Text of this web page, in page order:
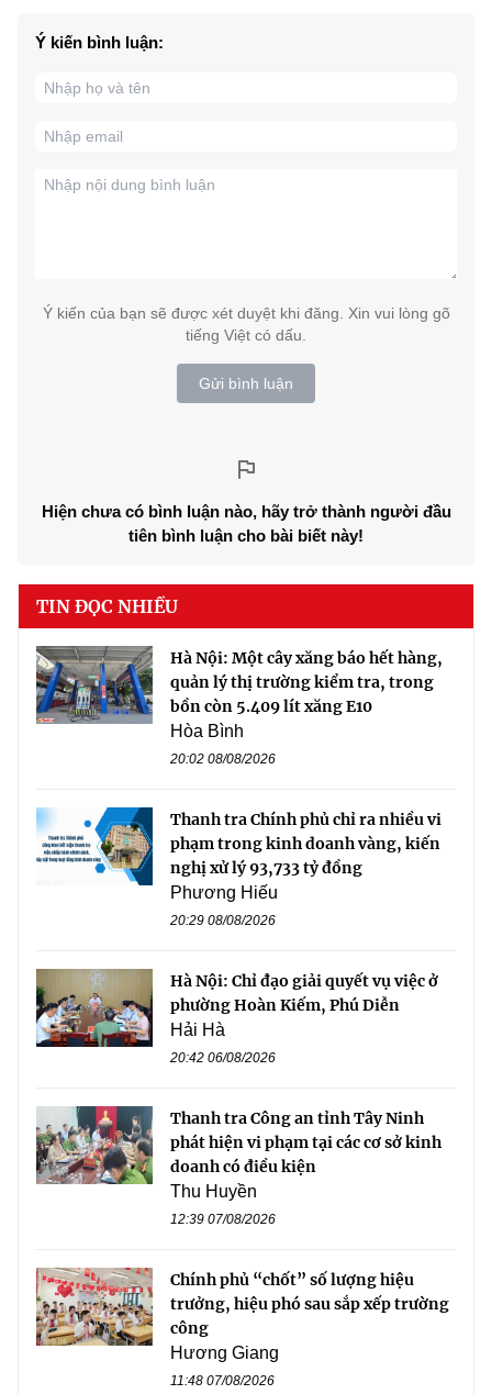
Ý kiến bình luận:
Ý kiến của bạn sẽ được xét duyệt khi đăng. Xin vui lòng gõ
tiếng Việt có dấu.
Gửi bình luận
Hiện chưa có bình luận nào, hãy trở thành người đầu
tiên bình luận cho bài biết này!
TIN ĐỌC NHIỀU
Hà Nội: Một cây xăng báo hết hàng,
quản lý thị trường kiểm tra, trong
bồn còn 5.409 lít xăng E10
Hòa Bình
20:02 08/08/2026
Thanh tra Chính phủ chỉ ra nhiều vi
phạm trong kinh doanh vàng, kiến
nghị xử lý 93,733 tỷ đồng
Phương Hiếu
20:29 08/08/2026
Hà Nội: Chỉ đạo giải quyết vụ việc ở
phường Hoàn Kiếm, Phú Diễn
Hải Hà
20:42 06/08/2026
Thanh tra Công an tỉnh Tây Ninh
phát hiện vi phạm tại các cơ sở kinh
doanh có điều kiện
Thu Huyền
12:39 07/08/2026
Chính phủ “chốt” số lượng hiệu
trưởng, hiệu phó sau sắp xếp trường
công
Hương Giang
11:48 07/08/2026